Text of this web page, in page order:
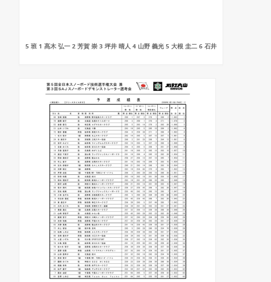
5 班 1 髙木 弘一 2 芳賀 崇 3 坪井 晴人 4 山野 義光 5 大根 圭二 6 石井